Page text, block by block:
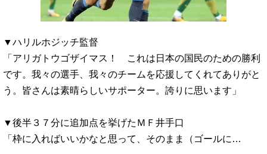
▼ハリルホジッチ監督
「アリガトウゴザイマス！ これは日本の国民のための勝利
です。我々の選手、我々のチームを応援してくれてありがと
う。皆さんは素晴らしいサポーター。誇りに思います」
▼後半３７分に追加点を挙げたＭＦ井手口
「枠に入ればいいかなと思って、そのまま（ゴールに…